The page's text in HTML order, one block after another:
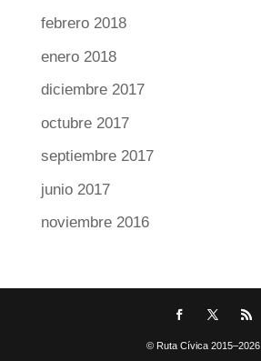
febrero 2018
enero 2018
diciembre 2017
octubre 2017
septiembre 2017
junio 2017
noviembre 2016
© Ruta Cívica 2015–2026